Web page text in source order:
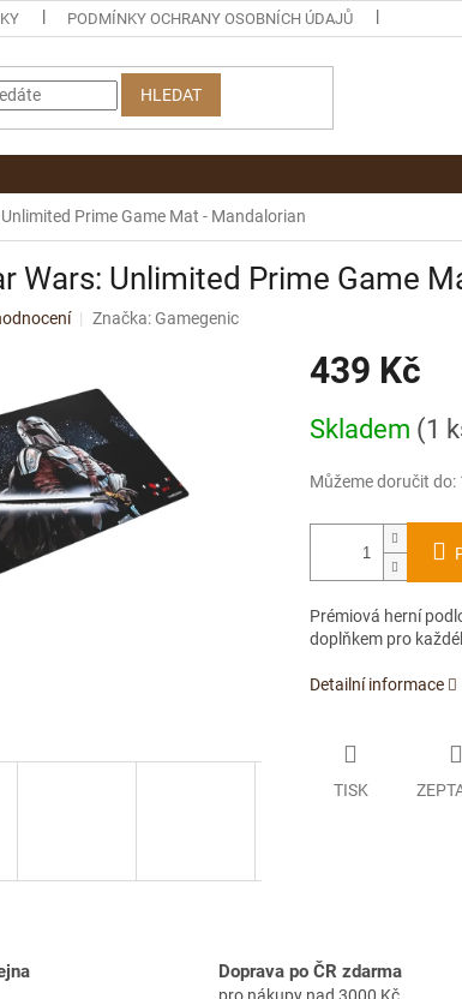
PODMÍNKY OCHRANY OSOBNÍCH ÚDAJŮ
HLEDAT
Prime Game Mat - Mandalorian
Wars: Unlimited Prime Game
Značka: Gamegenic
439 Kč
cena:
Skladem (1
Můžeme doručit do:
Prémiová herní
doplňkem pro
Detailní informace
TISK
Doprava po ČR zdarma